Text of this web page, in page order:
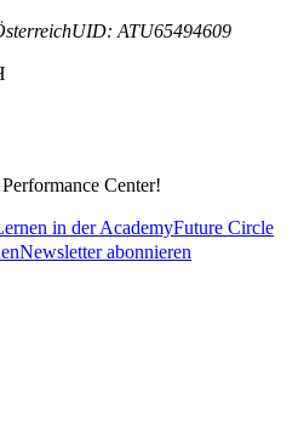
UID: ATU65494609
Center!
in der AcademyFuture Circle
Newsletter abonnieren